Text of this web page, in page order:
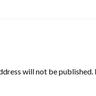
will not be published.